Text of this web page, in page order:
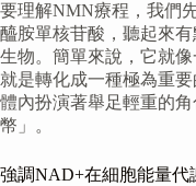
要理解NMN療程，我們
醯胺單核苷酸，聽起來
生物。簡單來說，它就
就是轉化成一種極為重
體內扮演著舉足輕重的
幣」。
強調NAD+在細胞能量代